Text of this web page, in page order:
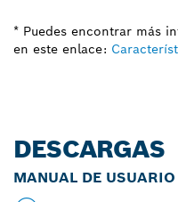
* Puedes encontrar más
en este enlace:
DESCARGAS
MANUAL DE USUARIO